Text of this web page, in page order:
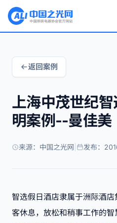
返回案例
上海中茂世纪
明案例--曼佳美
来源：中国之光网 发布：
智选假日酒店隶属于洲际酒
客休息，放松和稍事工作的